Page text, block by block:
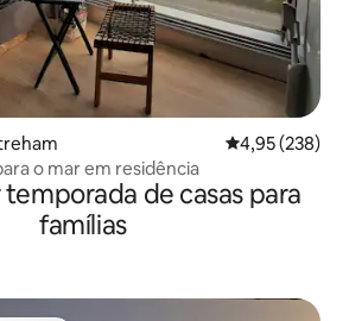
4,95 de uma
4,95 (238)
o mar em residência
de casas para
famílias